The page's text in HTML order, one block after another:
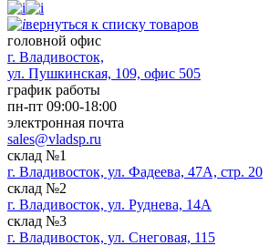
вернуться к списку товаров
головной офис
​г. Владивосток,
ул. Пушкинская, 109, офис 505
график работы
пн-пт 09:00-18:00
электронная почта
sales@vladsp.ru
склад №1
г. Владивосток, ул. Фадеева, 47А, стр. 20
склад №2
г. Владивосток, ул. Руднева, 14А
склад №3
г. Владивосток, ул. Снеговая, 115